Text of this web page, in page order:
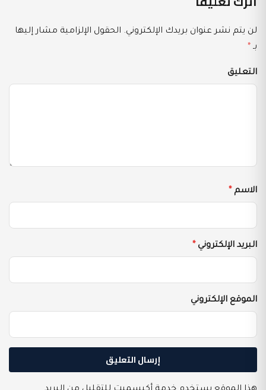
لن يتم نشر عنوان بريدك الإلكتروني. الحقول الإلزامية مشار إليها
بـ *
التعليق
الاسم *
البريد الإلكتروني *
الموقع الإلكتروني